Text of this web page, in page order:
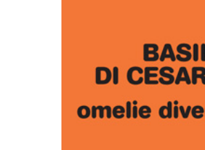
AGGIUNGI AL CARRELLO